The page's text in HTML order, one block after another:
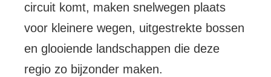
circuit komt, maken snelwegen plaats
voor kleinere wegen, uitgestrekte bossen
en glooiende landschappen die deze
regio zo bijzonder maken.